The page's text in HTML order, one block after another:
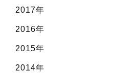
2017年
2016年
2015年
2014年